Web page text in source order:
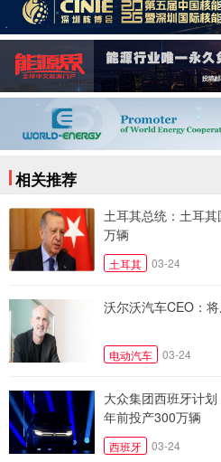
相关推荐
土耳其总统：土耳
万辆
土耳其 03-24
沃尔沃汽车CEO：
电动汽车 03-24
大众集团西班牙计
年前投产300万辆
西班牙 03-24